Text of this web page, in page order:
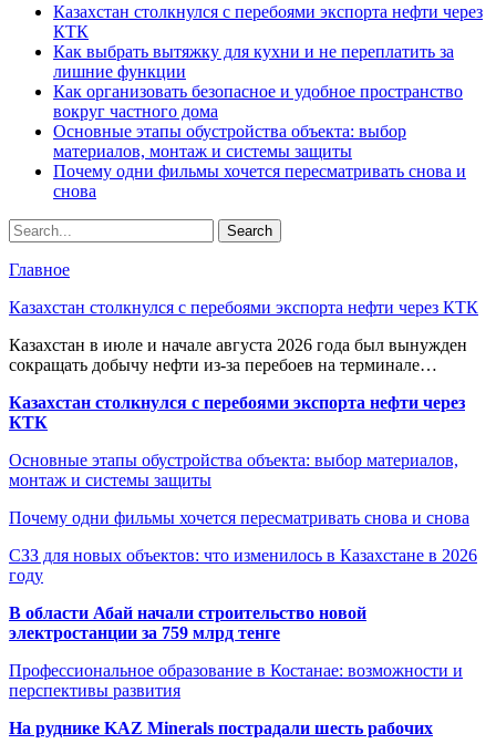
Казахстан столкнулся с перебоями экспорта нефти через
КТК
Как выбрать вытяжку для кухни и не переплатить за
лишние функции
Как организовать безопасное и удобное пространство
вокруг частного дома
Основные этапы обустройства объекта: выбор
материалов, монтаж и системы защиты
Почему одни фильмы хочется пересматривать снова и
снова
Главное
Казахстан столкнулся с перебоями экспорта нефти через КТК
Казахстан в июле и начале августа 2026 года был вынужден
сокращать добычу нефти из-за перебоев на терминале…
Казахстан столкнулся с перебоями экспорта нефти через
КТК
Основные этапы обустройства объекта: выбор материалов,
монтаж и системы защиты
Почему одни фильмы хочется пересматривать снова и снова
СЗЗ для новых объектов: что изменилось в Казахстане в 2026
году
В области Абай начали строительство новой
электростанции за 759 млрд тенге
Профессиональное образование в Костанае: возможности и
перспективы развития
На руднике KAZ Minerals пострадали шесть рабочих